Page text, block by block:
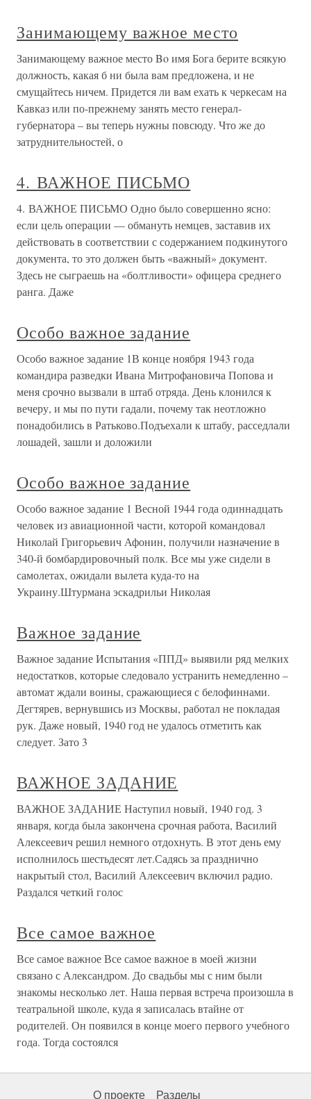
Занимающему важное место
Занимающему важное место Bo имя Бога берите всякую
должность, какая б ни была вам предложена, и не
смущайтесь ничем. Придется ли вам ехать к черкесам на
Кавказ или по-прежнему занять место генерал-
губернатора – вы теперь нужны повсюду. Что же до
затруднительностей, о
4. ВАЖНОЕ ПИСЬМО
4. ВАЖНОЕ ПИСЬМО Одно было совершенно ясно:
если цель операции — обмануть немцев, заставив их
действовать в соответствии с содержанием подкинутого
документа, то это должен быть «важный» документ.
Здесь не сыграешь на «болтливости» офицера среднего
ранга. Даже
Особо важное задание
Особо важное задание 1В конце ноября 1943 года
командира разведки Ивана Митрофановича Попова и
меня срочно вызвали в штаб отряда. День клонился к
вечеру, и мы по пути гадали, почему так неотложно
понадобились в Ратьково.Подъехали к штабу, расседлали
лошадей, зашли и доложили
Особо важное задание
Особо важное задание 1 Весной 1944 года одиннадцать
человек из авиационной части, которой командовал
Николай Григорьевич Афонин, получили назначение в
340-й бомбардировочный полк. Все мы уже сидели в
самолетах, ожидали вылета куда-то на
Украину.Штурмана эскадрильи Николая
Важное задание
Важное задание Испытания «ППД» выявили ряд мелких
недостатков, которые следовало устранить немедленно –
автомат ждали воины, сражающиеся с белофиннами.
Дегтярев, вернувшись из Москвы, работал не покладая
рук. Даже новый, 1940 год не удалось отметить как
следует. Зато 3
ВАЖНОЕ ЗАДАНИЕ
ВАЖНОЕ ЗАДАНИЕ Наступил новый, 1940 год. 3
января, когда была закончена срочная работа, Василий
Алексеевич решил немного отдохнуть. В этот день ему
исполнилось шестьдесят лет.Садясь за празднично
накрытый стол, Василий Алексеевич включил радио.
Раздался четкий голос
Все самое важное
Все самое важное Все самое важное в моей жизни
связано с Александром. До свадьбы мы с ним были
знакомы несколько лет. Наша первая встреча произошла в
театральной школе, куда я записалась втайне от
родителей. Он появился в конце моего первого учебного
года. Тогда состоялся
О проекте Разделы